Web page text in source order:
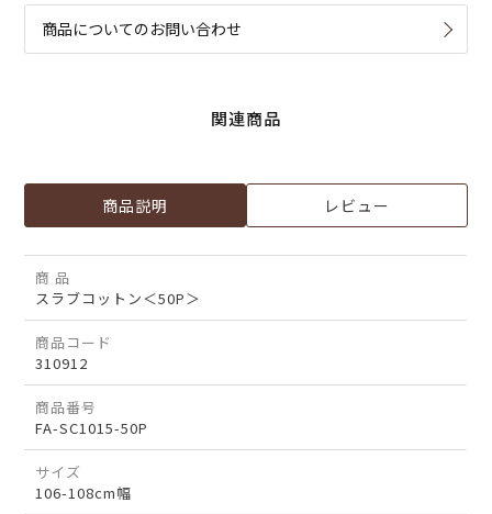
商品についてのお問い合わせ
関連商品
商品説明 レビュー
商 品
スラブコットン＜50P＞
商品コード
310912
商品番号
FA-SC1015-50P
サイズ
106-108cm幅